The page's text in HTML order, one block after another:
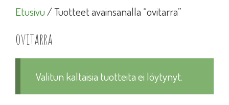
Etusivu/ Tuotteet avainsanalla “ovitarra”
ovitarra
Valitun kaltaisia tuotteita ei löytynyt.